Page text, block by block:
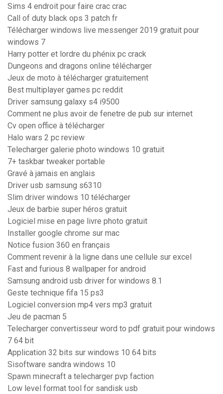
Sims 4 endroit pour faire crac crac
Call of duty black ops 3 patch fr
Télécharger windows live messenger 2019 gratuit pour
windows 7
Harry potter et lordre du phénix pc crack
Dungeons and dragons online télécharger
Jeux de moto à télécharger gratuitement
Best multiplayer games pc reddit
Driver samsung galaxy s4 i9500
Comment ne plus avoir de fenetre de pub sur internet
Cv open office à télécharger
Halo wars 2 pc review
Telecharger galerie photo windows 10 gratuit
7+ taskbar tweaker portable
Gravé à jamais en anglais
Driver usb samsung s6310
Slim driver windows 10 télécharger
Jeux de barbie super héros gratuit
Logiciel mise en page livre photo gratuit
Installer google chrome sur mac
Notice fusion 360 en français
Comment revenir à la ligne dans une cellule sur excel
Fast and furious 8 wallpaper for android
Samsung android usb driver for windows 8.1
Geste technique fifa 15 ps3
Logiciel conversion mp4 vers mp3 gratuit
Jeu de pacman 5
Telecharger convertisseur word to pdf gratuit pour windows
7 64 bit
Application 32 bits sur windows 10 64 bits
Sisoftware sandra windows 10
Spawn minecraft a telecharger pvp faction
Low level format tool for sandisk usb